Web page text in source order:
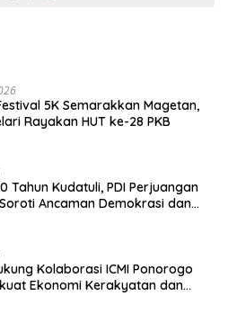
5K Semarakkan Magetan,
Rayakan HUT ke-28 PKB
Tahun Kudatuli, PDI Perjuangan
Ancaman Demokrasi dan
Kolaborasi ICMI Ponorogo
Ekonomi Kerakyatan dan